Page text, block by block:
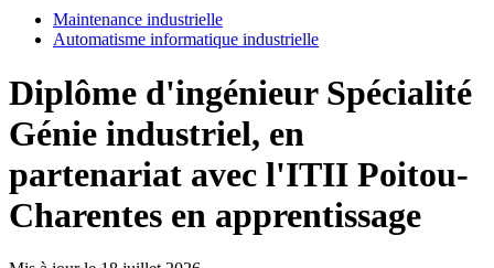
Maintenance industrielle
Automatisme informatique industrielle
Diplôme d'ingénieur Spécialité
Génie industriel, en
partenariat avec l'ITII Poitou-
Charentes en apprentissage